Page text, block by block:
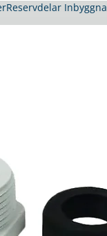
Reservdelar